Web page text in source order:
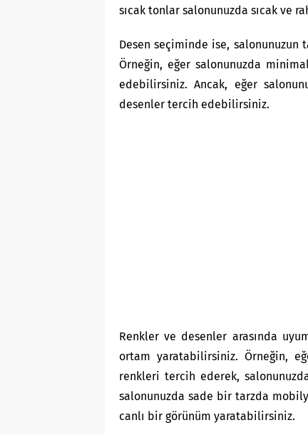
sıcak tonlar salonunuzda sıcak ve
Desen seçiminde ise, salonunuzun
Örneğin, eğer salonunuzda
edebilirsiniz. Ancak, eğer
desenler tercih edebilirsiniz.
Renkler ve desenler arasında
ortam yaratabilirsiniz. Örneğin,
renkleri tercih ederek,
salonunuzda sade bir tarzda
canlı bir görünüm yaratabilirsiniz.